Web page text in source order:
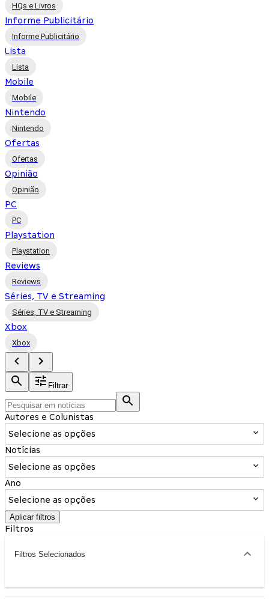
HQs e Livros
Informe Publicitário
Informe Publicitário
Lista
Lista
Mobile
Mobile
Nintendo
Nintendo
Ofertas
Ofertas
Opinião
Opinião
PC
PC
Playstation
Playstation
Reviews
Reviews
Séries, TV e Streaming
Séries, TV e Streaming
Xbox
Xbox
Filtrar
Autores e Colunistas
Selecione as opções
Notícias
Selecione as opções
Ano
Selecione as opções
Aplicar filtros
Filtros
Filtros Selecionados